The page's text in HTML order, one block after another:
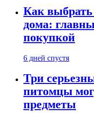
Как
дома:
покупкой
6 дней спустя
Три
питомцы
предметы